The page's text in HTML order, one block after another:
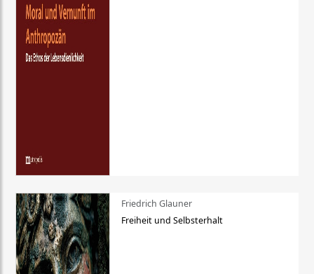
Friedrich Glauner
Freiheit und Selbsterhalt